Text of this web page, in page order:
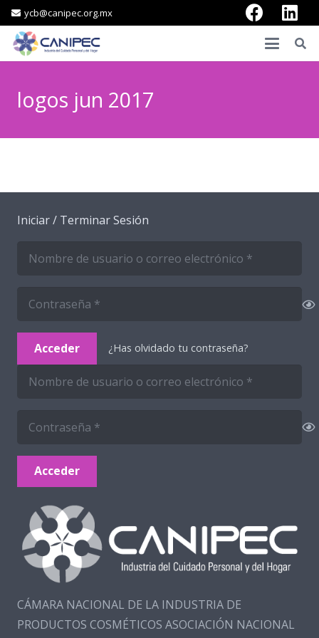
ycb@canipec.org.mx
logos jun 2017
Iniciar / Terminar Sesión
Acceder ¿Has olvidado tu contraseña?
Acceder
CÁMARA NACIONAL DE LA INDUSTRIA DE
PRODUCTOS COSMÉTICOS ASOCIACIÓN NACIONAL